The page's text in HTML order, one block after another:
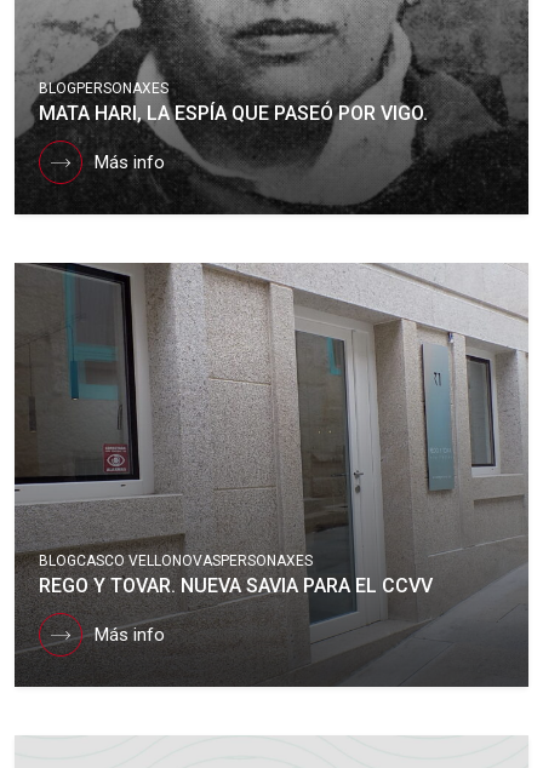
BLOGPERSONAXES
MATA HARI, LA ESPÍA QUE PASEÓ POR VIGO.
Más info
BLOGCASCO VELLO NOVASPERSONAXES
REGO Y TOVAR. NUEVA SAVIA PARA EL CCVV
Más info